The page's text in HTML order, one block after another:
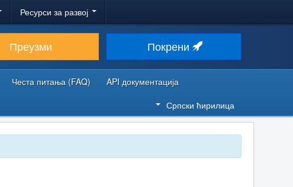
Ресурси за развој
Преузми Покрени
Честа питања (FAQ)
API документација
Српски ћирилица